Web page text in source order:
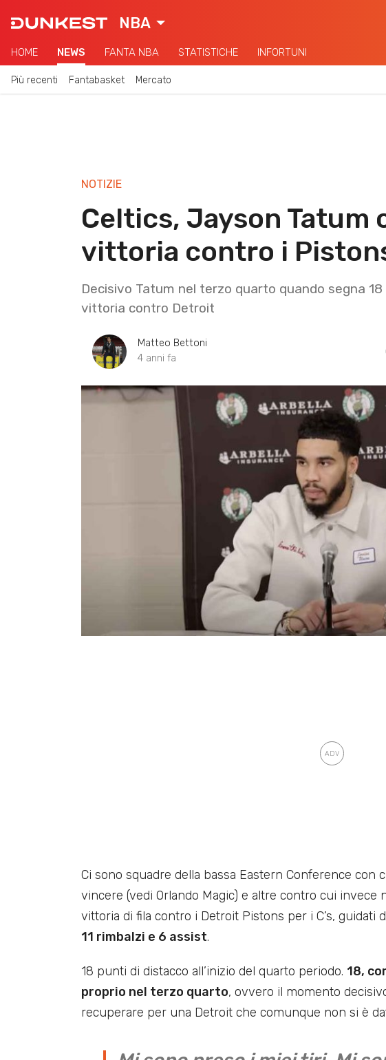
NBA
HOME NEWS FANTA NBA STATISTICHE INFORTUNI
Più recenti Fantabasket Mercato
NOTIZIE
Celtics, Jayson Tatum
vittoria contro i
Decisivo Tatum nel terzo quarto quando segna
vittoria contro Detroit
Matteo Bettoni
4 anni fa
Ci sono squadre della bassa Eastern Conference con
vincere (vedi Orlando Magic) e altre contro cui invece
vittoria di fila contro i Detroit Pistons per i C’s, guidati
11 rimbalzi e 6 assist.
18 punti di distacco all’inizio del quarto periodo. 18,
proprio nel terzo quarto, ovvero il momento
recuperare per una Detroit che comunque non si è